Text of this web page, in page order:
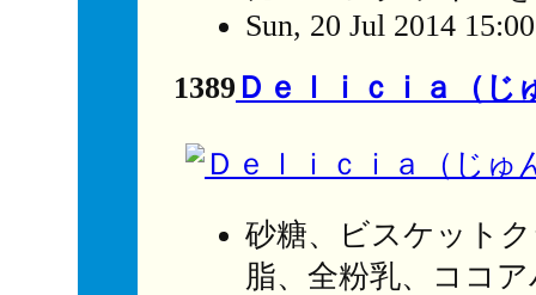
Sun, 20 Jul 2014
1389 Ｄｅｌｉｃｉａ（
砂糖、ビスケット
脂、全粉乳、ココ